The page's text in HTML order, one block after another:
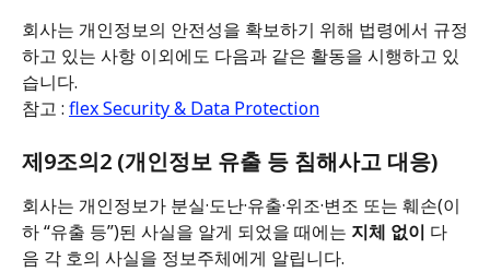
회사는 개인정보의 안전성을 확보하기 위해 법령에서 규정
하고 있는 사항 이외에도 다음과 같은 활동을 시행하고 있
습니다.
참고 : flex Security & Data Protection
제9조의2 (개인정보 유출 등 침해사고 대응)
회사는 개인정보가 분실·도난·유출·위조·변조 또는 훼손(이
하 “유출 등”)된 사실을 알게 되었을 때에는 지체 없이 다
음 각 호의 사실을 정보주체에게 알립니다.